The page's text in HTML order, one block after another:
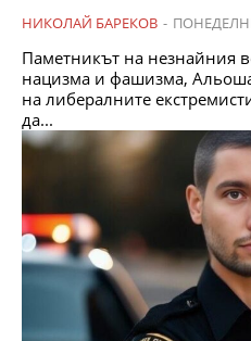
НИКОЛАЙ БАРЕКОВ -
Паметникът на незнайния
нацизма и фашизма,
на либералните
да...